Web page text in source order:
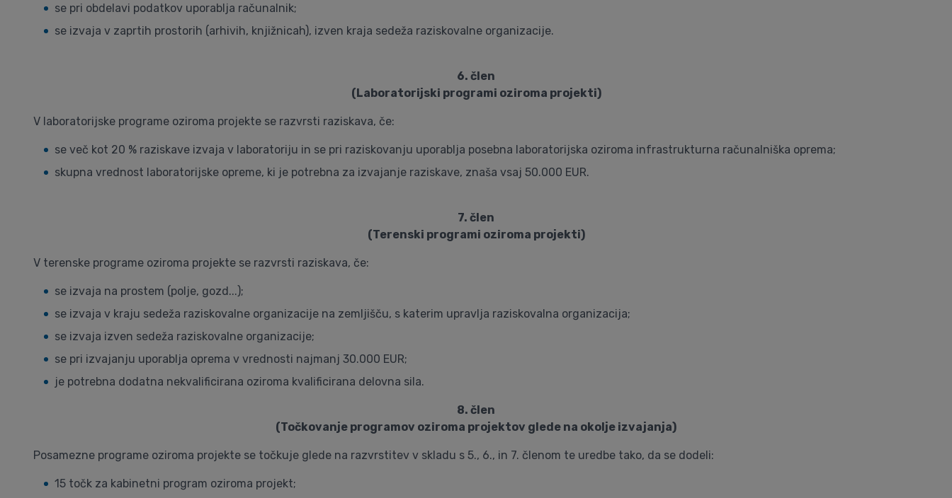
se pri obdelavi podatkov uporablja računalnik;
se izvaja v zaprtih prostorih (arhivih, knjižnicah), izven kraja sedeža raziskovalne organizacije.
6. člen
(Laboratorijski programi oziroma projekti)
V laboratorijske programe oziroma projekte se razvrsti raziskava, če:
se več kot 20 % raziskave izvaja v laboratoriju in se pri raziskovanju uporablja posebna laboratorijska oziroma infrastrukturna računalniška oprema;
skupna vrednost laboratorijske opreme, ki je potrebna za izvajanje raziskave, znaša vsaj 50.000 EUR.
7. člen
(Terenski programi oziroma projekti)
V terenske programe oziroma projekte se razvrsti raziskava, če:
se izvaja na prostem (polje, gozd...);
se izvaja v kraju sedeža raziskovalne organizacije na zemljišču, s katerim upravlja raziskovalna organizacija;
se izvaja izven sedeža raziskovalne organizacije;
se pri izvajanju uporablja oprema v vrednosti najmanj 30.000 EUR;
je potrebna dodatna nekvalificirana oziroma kvalificirana delovna sila.
8. člen
(Točkovanje programov oziroma projektov glede na okolje izvajanja)
Posamezne programe oziroma projekte se točkuje glede na razvrstitev v skladu s 5., 6., in 7. členom te uredbe tako, da se dodeli:
15 točk za kabinetni program oziroma projekt;